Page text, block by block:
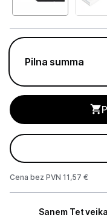
Ārējie
USB
Projektori
Tīkla
Pilna summa
Cena bez PVN 11,57 €
Saņem Tet